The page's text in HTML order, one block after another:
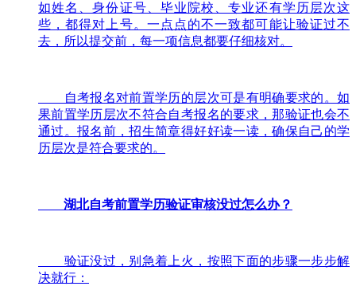
如姓名、身份证号、毕业院校、专业还有学历层次这
些，都得对上号。一点点的不一致都可能让验证过不
去，所以提交前，每一项信息都要仔细核对。
自考报名对前置学历的层次可是有明确要求的。如
果前置学历层次不符合自考报名的要求，那验证也会不
通过。报名前，招生简章得好好读一读，确保自己的学
历层次是符合要求的。
湖北自考前置学历验证审核没过怎么办？
验证没过，别急着上火，按照下面的步骤一步步解
决就行：